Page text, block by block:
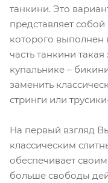
танкини. Это
представляет
которого
часть танкини
купальнике –
заменить
стринги или
На первый взгляд
классическим
обеспечивает
больше свободы